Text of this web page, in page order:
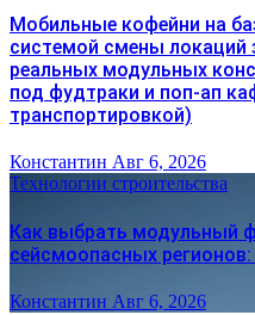
Мобильные кофейни на
системой смены локаций
реальных модульных
под фудтраки и поп-ап
транспортировкой)
Константин Авг 6, 2026
Технологии строительства
Как выбрать модульный
сейсмоопасных
Константин Авг 6, 2026